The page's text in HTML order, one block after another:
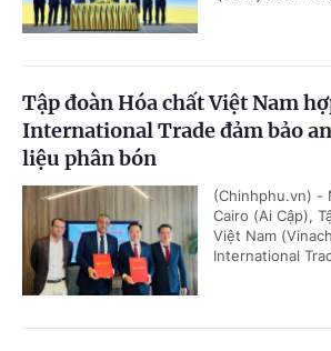
Tập đoàn Hóa chất Việt Nam
International Trade đảm bảo
liệu phân bón
(Chinhphu.vn) -
Cairo (Ai Cập),
Việt Nam
International